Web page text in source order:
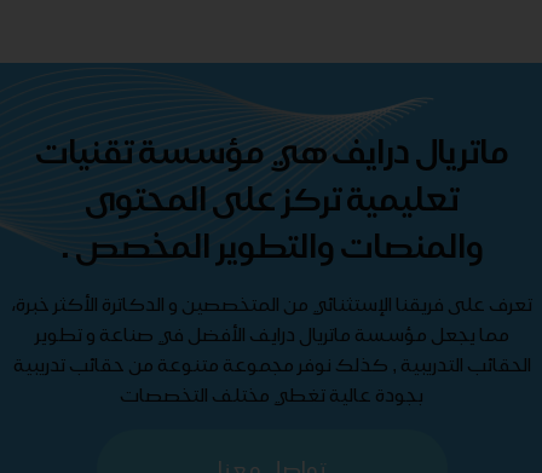
ماتريال درايف هي مؤسسة تقنيات
تعليمية تركز على المحتوى
والمنصات والتطوير المخصص .
تعرف على فريقنا الإستثنائي من المتخصصين و الدكاترة الأكثر خبرة،
مما يجعل مؤسسة ماتريال درايف الأفضل في صناعة و تطوير
الحقائب التدريبية , كذلك نوفر مجموعة متنوعة من حقائب تدريبية
بجودة عالية تغطي مختلف التخصصات